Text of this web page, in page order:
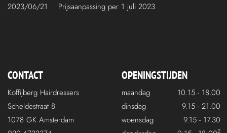
2023/06/21
Prijsaanpassing per 1 juli 2023
CONTACT
Koffijberg Hairdressers
Scheldestraat 8
1078 GK Amsterdam
OPENINGSTIJDEN
maandag
10.15 - 18.00
dinsdag
9.15 - 21.00
woensdag
9.15 - 17.30
2